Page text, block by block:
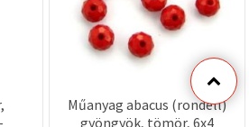
Műanyag abacus (rondell)
gyöngyök, tömör, 6x4